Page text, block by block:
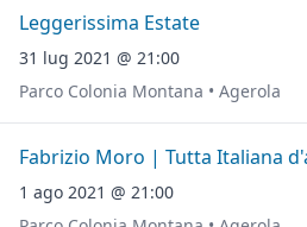
Leggerissima Estate
31 lug 2021 @ 21:00
Parco Colonia Montana • Agerola
Fabrizio Moro | Tutta Italiana
1 ago 2021 @ 21:00